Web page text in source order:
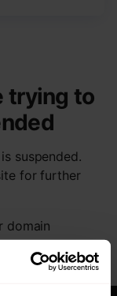
trying to
suspended.
for further
domain
the most